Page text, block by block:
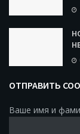
ОТПРАВИТЬ
Ваше имя и